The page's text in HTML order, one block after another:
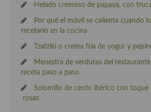
Helado cremoso de papaya, con
Por qué el móvil se calienta cuando
recetario en la cocina
Tzatziki o crema fría de yogur y
Menestra de verduras del
receta paso a paso.
Solomillo de cerdo ibérico con toque
rosas